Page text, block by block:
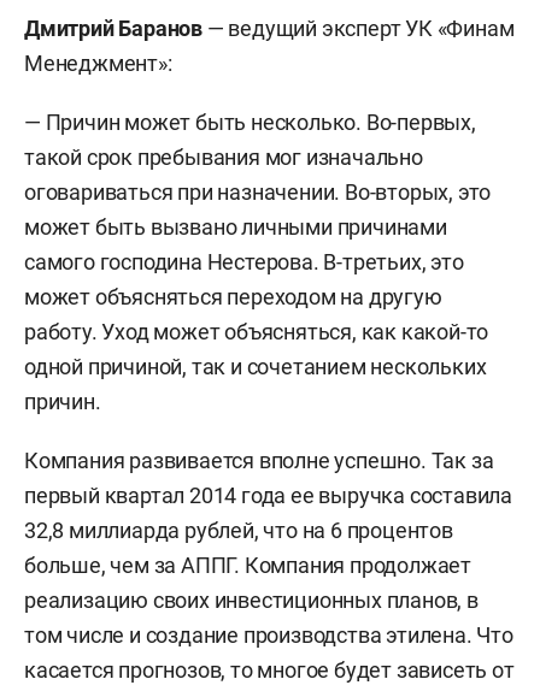
Дмитрий Баранов — ведущий эксперт УК «Финам
Менеджмент»:
— Причин может быть несколько. Во-первых,
такой срок пребывания мог изначально
оговариваться при назначении. Во-вторых, это
может быть вызвано личными причинами
самого господина Нестерова. В-третьих, это
может объясняться переходом на другую
работу. Уход может объясняться, как какой-то
одной причиной, так и сочетанием нескольких
причин.
Компания развивается вполне успешно. Так за
первый квартал 2014 года ее выручка составила
32,8 миллиарда рублей, что на 6 процентов
больше, чем за АППГ. Компания продолжает
реализацию своих инвестиционных планов, в
том числе и создание производства этилена. Что
касается прогнозов, то многое будет зависеть от